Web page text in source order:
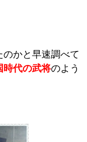
のかと早速調べて
時代の武将のよう